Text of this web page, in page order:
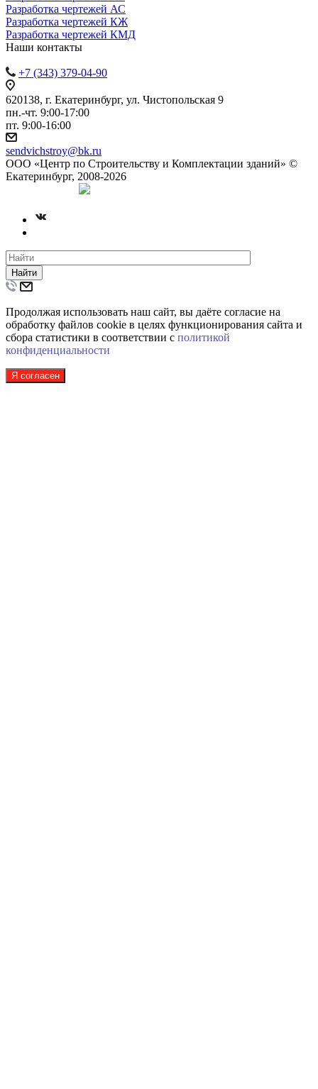
Разработка чертежей АС
Разработка чертежей КЖ
Разработка чертежей КМД
Наши контакты
+7 (343) 379-04-90
620138, г. Екатеринбург, ул. Чистопольская 9
пн.-чт. 9:00-17:00
пт. 9:00-16:00
sendvichstroy@bk.ru
ООО «Центр по Строительству и Комплектации зданий» ©
Екатеринбург, 2008-2026
Найти
Продолжая использовать наш сайт, вы даёте согласие на
обработку файлов cookie в целях функционирования сайта и
сбора статистики в соответствии с политикой
конфиденциальности
Я согласен